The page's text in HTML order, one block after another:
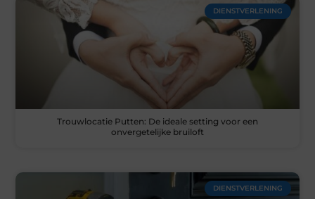
DIENSTVERLENING
Trouwlocatie Putten: De ideale setting voor een
onvergetelijke bruiloft
DIENSTVERLENING